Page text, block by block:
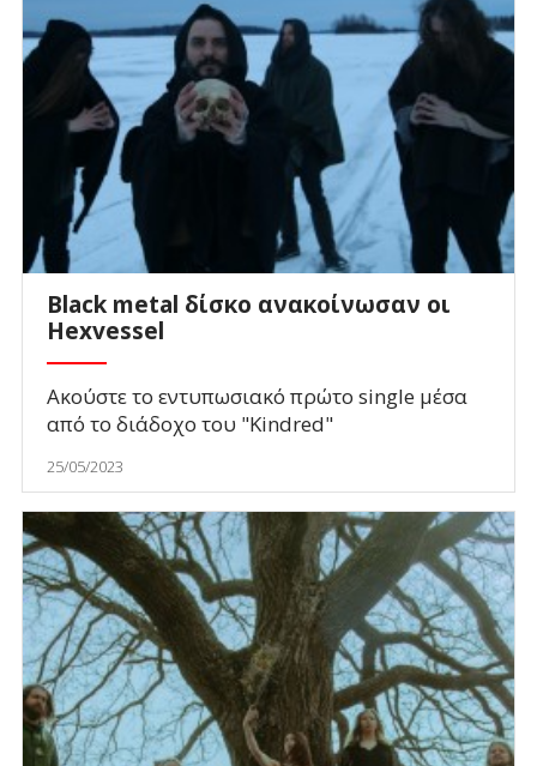
Black metal δίσκο ανακοίνωσαν οι
Hexvessel
Ακούστε το εντυπωσιακό πρώτο single μέσα
από το διάδοχο του "Kindred"
25/05/2023